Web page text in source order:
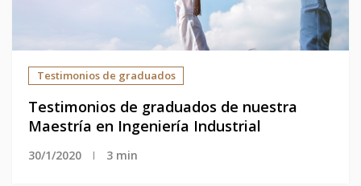
Testimonios de graduados
Testimonios de graduados de nuestra
Maestría en Ingeniería Industrial
30/1/2020 3 min